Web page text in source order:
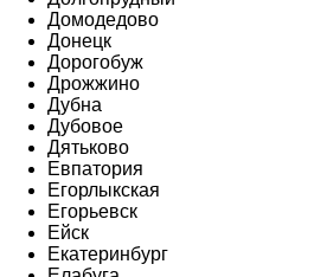
Домодедово
Донецк
Дорогобуж
Дрожжино
Дубна
Дубовое
Дятьково
Евпатория
Егорлыкская
Егорьевск
Ейск
Екатеринбург